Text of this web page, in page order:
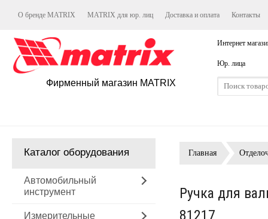
О бренде MATRIX MATRIX для юр. лиц Доставка и оплата Контакты
Фирменный магазин MATRIX
Интернет
Юр. лица
Каталог оборудования
Автомобильный
инструмент
Измерительные
Главная
Ручка для
81217